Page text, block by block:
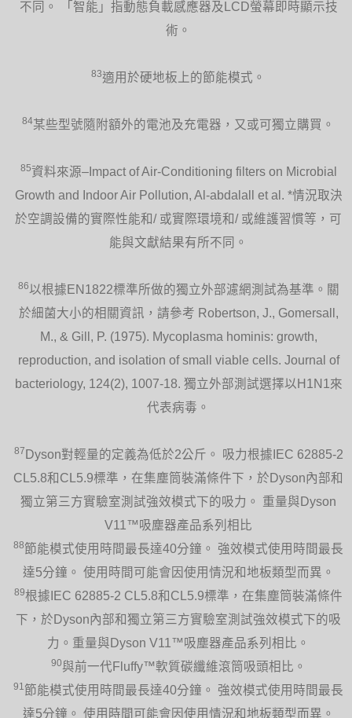
不同。 「智能」指動態負載感應器及LCD螢幕即時顯示技
術。
83適用於硬地板上的節能模式。
84某些型號隨附額外的電池及充電器，又或可獨立購買。
85資料來源–Impact of Air-Conditioning filters on Microbial
Growth and Indoor Air Pollution, Al-abdalall et al. *情況取決
於空調設備的實際性能和/ 或實際環境和/ 或維護習慣等，可
能與文獻結果有所不同。
86以根據EN1822標準所做的獨立外部濾網測試為基準。關
於細菌大小的相關資訊，請參考 Robertson, J., Gomersall,
M., & Gill, P. (1975). Mycoplasma hominis: growth,
reproduction, and isolation of small viable cells. Journal of
bacteriology, 124(2), 1007-18. 獨立外部測試選擇以H1N1來
代表病毒。
87 Dyson對輕量的定義為低於2公斤。 吸力根據IEC 62885-2
CL5.8和CL5.9標準，在集塵筒裝滿條件下，於Dyson內部和
獨立第三方實驗室測試強效模式下的吸力。 重量與Dyson
V11™吸塵器產品系列相比
88節能模式使用時間最長達40分鐘。 強效模式使用時間最長
達5分鐘。 使用時間可能會因使用情況和地板類型而異。
89根據IEC 62885-2 CL5.8和CL5.9標準，在集塵筒裝滿條件
下，於Dyson內部和獨立第三方實驗室測試強效模式下的吸
力。重量與Dyson V11™吸塵器產品系列相比。
90與前一代Fluffy™軟質碳纖維滾筒吸頭相比。
91 節能模式使用時間最長達40分鐘。 強效模式使用時間最長
達5分鐘。 使用時間可能會因使用情況和地板類型而異。